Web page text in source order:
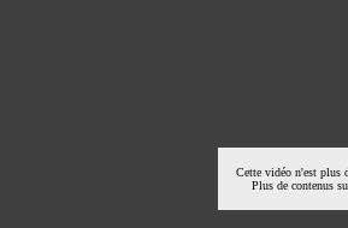
Cette vidéo n'est plus
Plus de contenus